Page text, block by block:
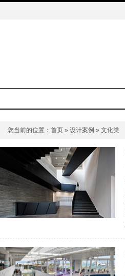
您当前的位置： 首页 » 设计案例 » 文化类